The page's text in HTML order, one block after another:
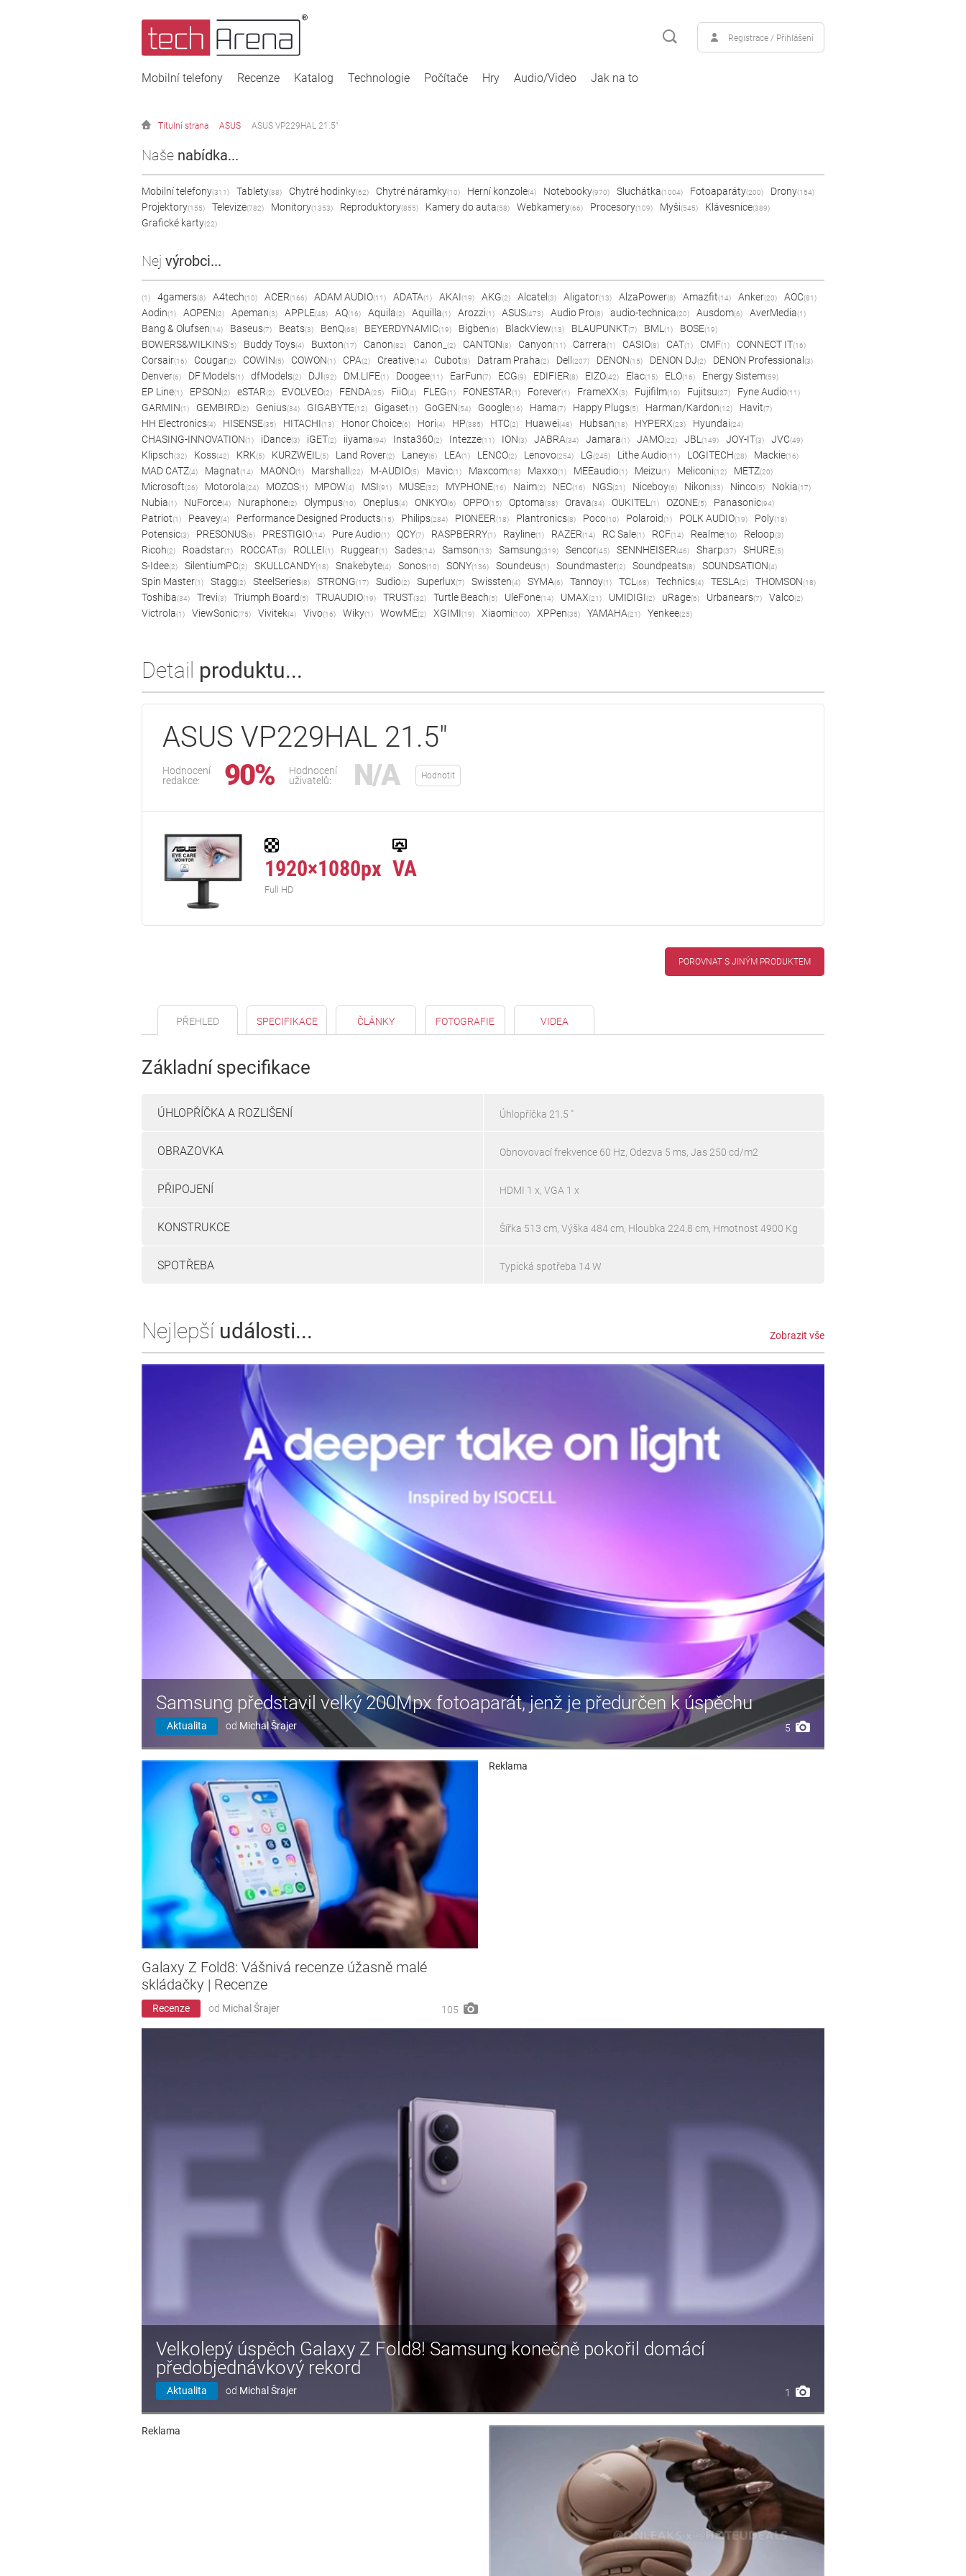
Registrace / Přihlášení
Mobilní telefony Recenze Katalog Technologie Počítače Hry Audio/Video Jak na to
Titulní strana ASUS ASUS VP229HAL 21.5"
Naše nabídka...
Mobilní telefony(311) Tablety(88) Chytré hodinky(62) Chytré náramky(10) Herní konzole(4) Notebooky(970) Sluchátka(1004) Fotoaparáty(200) Drony(154)
Projektory(155) Televize(782) Monitory(1353) Reproduktory(855) Kamery do auta(58) Webkamery(66) Procesory(109) Myši(545) Klávesnice(389)
Grafické karty(22)
Nej výrobci...
(1) 4gamers(8) A4tech(10) ACER(166) ADAM AUDIO(11) ADATA(1) AKAI(19) AKG(2) Alcatel (3) Aligator(13) AlzaPower(8) Amazfit(14) Anker(20) AOC(81)
Aodin(1) AOPEN(2) Apeman(3) APPLE(48) AQ(16) Aquila(2) Aquilla(1) Arozzi(1) ASUS(473) Audio Pro(8) audio-technica(20) Ausdom(6) AverMedia(1)
Bang & Olufsen(14) Baseus(7) Beats(3) BenQ(68) BEYERDYNAMIC(19) Bigben(6) BlackView(13) BLAUPUNKT(7) BML(1) BOSE(19)
BOWERS&WILKINS(5) Buddy Toys(4) Buxton(17) Canon(82) Canon_ (2) CANTON(8) Canyon(11) Carrera(1) CASIO(8) CAT(1) CMF(1) CONNECT IT(16)
Corsair(16) Cougar(2) COWIN(5) COWON(1) CPA(2) Creative(14) Cubot(8) Datram Praha(2) Dell (207) DENON(15) DENON DJ(2) DENON Professional (3)
Denver(6) DF Models(1) dfModels(2) DJI(92) DM.LIFE(1) Doogee(11) EarFun(7) ECG(9) EDIFIER(8) EIZO(42) Elac(15) ELO(16) Energy Sistem(59)
EP Line(1) EPSON(2) eSTAR(2) EVOLVEO(2) FENDA(25) FiiO(4) FLEG(1) FONESTAR(1) Forever(1) FrameXX(3) Fujifilm(10) Fujitsu(27) Fyne Audio(11)
GARMIN(1) GEMBIRD(2) Genius(34) GIGABYTE(12) Gigaset(1) GoGEN(54) Google(16) Hama(7) Happy Plugs(5) Harman/Kardon(12) Havit(7)
HH Electronics(4) HISENSE(35) HITACHI(13) Honor Choice(6) Hori(4) HP(385) HTC(2) Huawei(48) Hubsan(18) HYPERX(23) Hyundai(24)
CHASING-INNOVATION(1) iDance(3) iGET(2) iiyama(94) Insta360(2) Intezze(11) ION(3) JABRA(34) Jamara(1) JAMO(22) JBL(149) JOY-IT(3) JVC(49)
Klipsch(32) Koss(42) KRK(5) KURZWEIL(5) Land Rover(2) Laney(6) LEA(1) LENCO(2) Lenovo(254) LG(245) Lithe Audio(11) LOGITECH(28) Mackie(16)
MAD CATZ(4) Magnat(14) MAONO(1) Marshall (22) M-AUDIO(5) Mavic(1) Maxcom(18) Maxxo(1) MEEaudio(1) Meizu(1) Meliconi(12) METZ(20)
Microsoft(26) Motorola(24) MOZOS(1) MPOW(4) MSI(91) MUSE(32) MYPHONE(16) Naim(2) NEC(16) NGS(21) Niceboy(6) Nikon(33) Ninco(5) Nokia(17)
Nubia(1) NuForce(4) Nuraphone(2) Olympus(10) Oneplus(4) ONKYO(6) OPPO(15) Optoma(38) Orava(34) OUKITEL(1) OZONE(5) Panasonic(94)
Patriot(1) Peavey(4) Performance Designed Products(15) Philips(284) PIONEER(18) Plantronics(8) Poco(10) Polaroid(1) POLK AUDIO(19) Poly(18)
Potensic(3) PRESONUS(6) PRESTIGIO(14) Pure Audio(1) QCY(7) RASPBERRY(1) Rayline(1) RAZER(14) RC Sale(1) RCF(14) Realme(10) Reloop(3)
Ricoh(2) Roadstar(1) ROCCAT(3) ROLLEI(1) Ruggear(1) Sades(14) Samson(13) Samsung(319) Sencor(45) SENNHEISER(46) Sharp(37) SHURE(5)
S-Idee(2) SilentiumPC(2) SKULLCANDY(18) Snakebyte(4) Sonos(10) SONY(136) Soundeus(1) Soundmaster(2) Soundpeats(8) SOUNDSATION(4)
Spin Master(1) Stagg(2) SteelSeries(8) STRONG(17) Sudio(2) Superlux(7) Swissten(4) SYMA(6) Tannoy(1) TCL(68) Technics(4) TESLA(2) THOMSON(18)
Toshiba(34) Trevi(3) Triumph Board(5) TRUAUDIO(19) TRUST(32) Turtle Beach(5) UleFone(14) UMAX(21) UMIDIGI(2) uRage(6) Urbanears(7) Valco(2)
Victrola(1) ViewSonic(75) Vivitek(4) Vivo(16) Wiky(1) WowME(2) XGIMI(19) Xiaomi(100) XPPen(35) YAMAHA(21) Yenkee(25)
Detail produktu...
ASUS VP229HAL 21.5"
Hodnocení
redakce:
90%
Hodnocení
uživatelů:
N/A Hodnotit
1920×1080px
Full HD
VA
POROVNAT S JINÝM PRODUKTEM
PŘEHLED SPECIFIKACE ČLÁNKY FOTOGRAFIE VIDEA
Základní specifikace
ÚHLOPŘÍČKA A ROZLIŠENÍ Úhlopříčka 21.5 "
OBRAZOVKA Obnovovací frekvence 60 Hz, Odezva 5 ms, Jas 250 cd/m2
PŘIPOJENÍ HDMI 1 x, VGA 1 x
KONSTRUKCE Šířka 513 cm, Výška 484 cm, Hloubka 224.8 cm, Hmotnost 4900 Kg
SPOTŘEBA Typická spotřeba 14 W
Nejlepší události... Zobrazit vše
Samsung představil velký 200Mpx fotoaparát, jenž je předurčen k úspěchu
Aktualita od Michal Šrajer 5
Galaxy Z Fold8: Vášnivá recenze úžasně malé
skládačky | Recenze
Recenze od Michal Šrajer 105
Reklama
Velkolepý úspěch Galaxy Z Fold8! Samsung konečně pokořil domácí
předobjednávkový rekord
Aktualita od Michal Šrajer 1
Reklama